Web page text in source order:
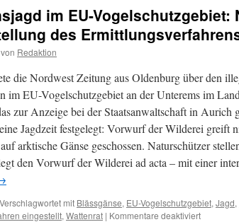
im EU-Vogelschutzgebiet:
des
von Redaktion
die Nordwest Zeitung aus Oldenburg über den
im EU-Vogelschutzgebiet an der Unterems im
zur Anzeige bei der Staatsanwaltschaft in Aurich
Jagdzeit festgelegt: Vorwurf der Wilderei greift
arktische Gänse geschossen. Naturschützer
den Vorwurf der Wilderei ad acta – mit einer
Verschlagwortet mit Blässgänse, EU-Vogelschutzgebiet, Jagd,
eingestellt, Wattenrat | Kommentare deaktiviertfür